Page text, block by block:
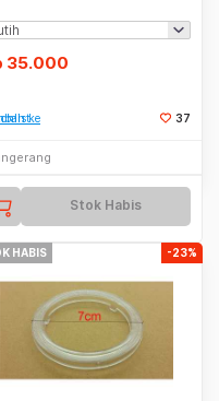
35.000
ke Watchlist 37
Stok Habis
HABIS -23%